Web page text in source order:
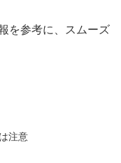
を参考に、スムーズ
注意